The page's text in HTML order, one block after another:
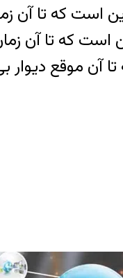
که تا آن
تا آن زمان
دیوار